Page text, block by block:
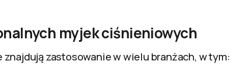
myjek ciśnieniowych
zastosowanie w wielu branżach, w tym: